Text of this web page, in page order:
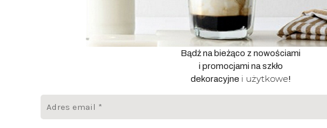
Bądź na bieżąco z nowościami
i promocjami na szkło
dekoracyjne i użytkowe!
*